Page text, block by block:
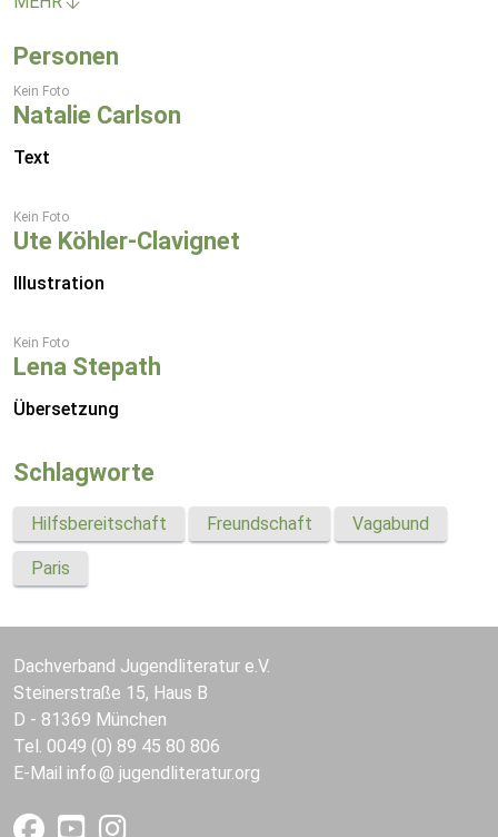
Personen
Kein Foto
Natalie Carlson
Text
Kein Foto
Ute Köhler-Clavignet
Illustration
Kein Foto
Lena Stepath
Übersetzung
Schlagworte
Hilfsbereitschaft Freundschaft Vagabund
Paris
Dachverband Jugendliteratur e.V.
Steinerstraße 15, Haus B
D - 81369 München
Tel. 0049 (0) 89 45 80 806
E-Mail info jugendliteratur.org